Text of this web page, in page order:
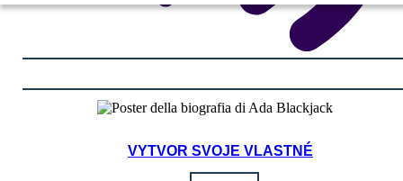
VYTVOR SVOJE VLASTNÉ